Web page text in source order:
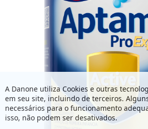
A Danone utiliza Cookies e outras
em seu site, incluindo de terceiros.
necessários para o funcionamento
isso, não podem ser desativados.